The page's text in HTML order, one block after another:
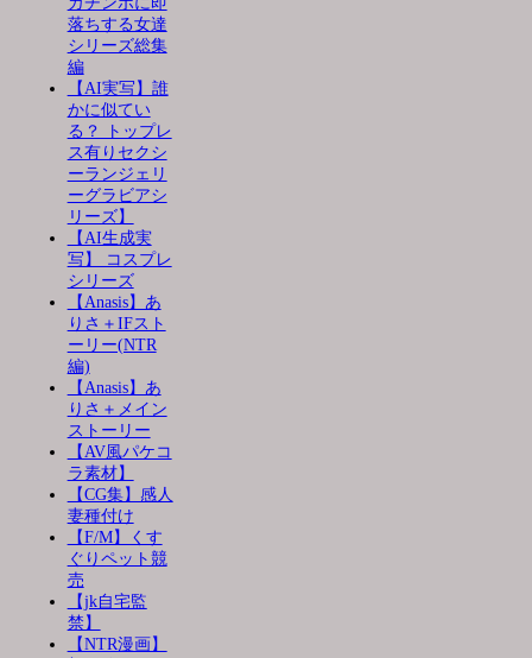
落ちする女達
シリーズ総集
編
【AI実写】誰
かに似てい
る？ トップレ
ス有りセクシ
ーランジェリ
ーグラビアシ
リーズ】
【AI生成実
写】 コスプレ
シリーズ
【Anasis】あ
りさ＋IFスト
ーリー(NTR
編)
【Anasis】あ
りさ＋メイン
ストーリー
【AV風パケコ
ラ素材】
【CG集】感人
妻種付け
【F/M】くす
ぐりペット競
売
【jk自宅監
禁】
【NTR漫画】